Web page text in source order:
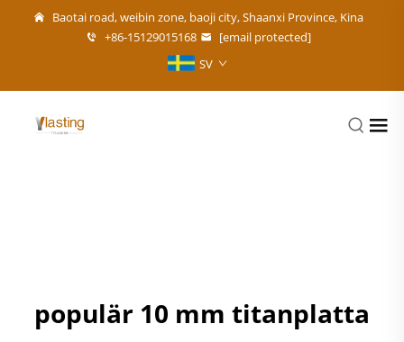
Baotai road, weibin zone, baoji city, Shaanxi Province, Kina
+86-15129015168
[email protected]
SV
populär 10 mm titanplatta